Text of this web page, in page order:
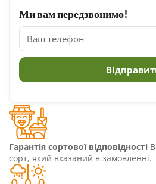
Ми вам передзвонимо!
Гарантія сортової відповідності
сорт, який вказаний в замовленні.